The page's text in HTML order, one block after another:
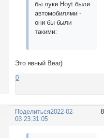
бы луки Hoyt были
автомобилями -
они бы были
такими:
Это явный Bear)
0
Поделиться2022-02-
03 23:31:05